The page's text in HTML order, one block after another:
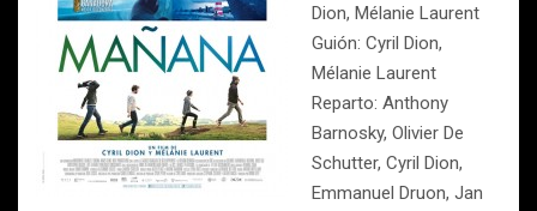
Dion, Mélanie Laurent
Guión: Cyril Dion,
Mélanie Laurent
Reparto: Anthony
Barnosky, Olivier De
Schutter, Cyril Dion,
Emmanuel Druon, Jan